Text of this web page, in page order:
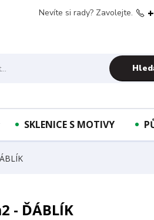
Nevíte si rady? Zavolejte.
SKLENICE S MOTIVY
- ĎÁBLÍK